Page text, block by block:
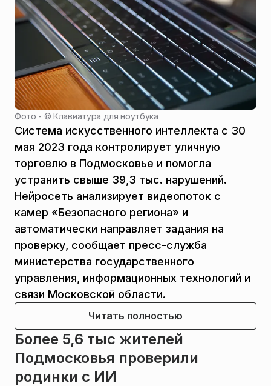
Фото - ©Клавиатура для ноутбука
Система искусственного интеллекта с 30
мая 2023 года контролирует уличную
торговлю в Подмосковье и помогла
устранить свыше 39,3 тыс. нарушений.
Нейросеть анализирует видеопоток с
камер «Безопасного региона» и
автоматически направляет задания на
проверку, сообщает пресс-служба
министерства государственного
управления, информационных технологий и
связи Московской области.
Читать полностью
Более 5,6 тыс жителей
Подмосковья проверили
родинки с ИИ